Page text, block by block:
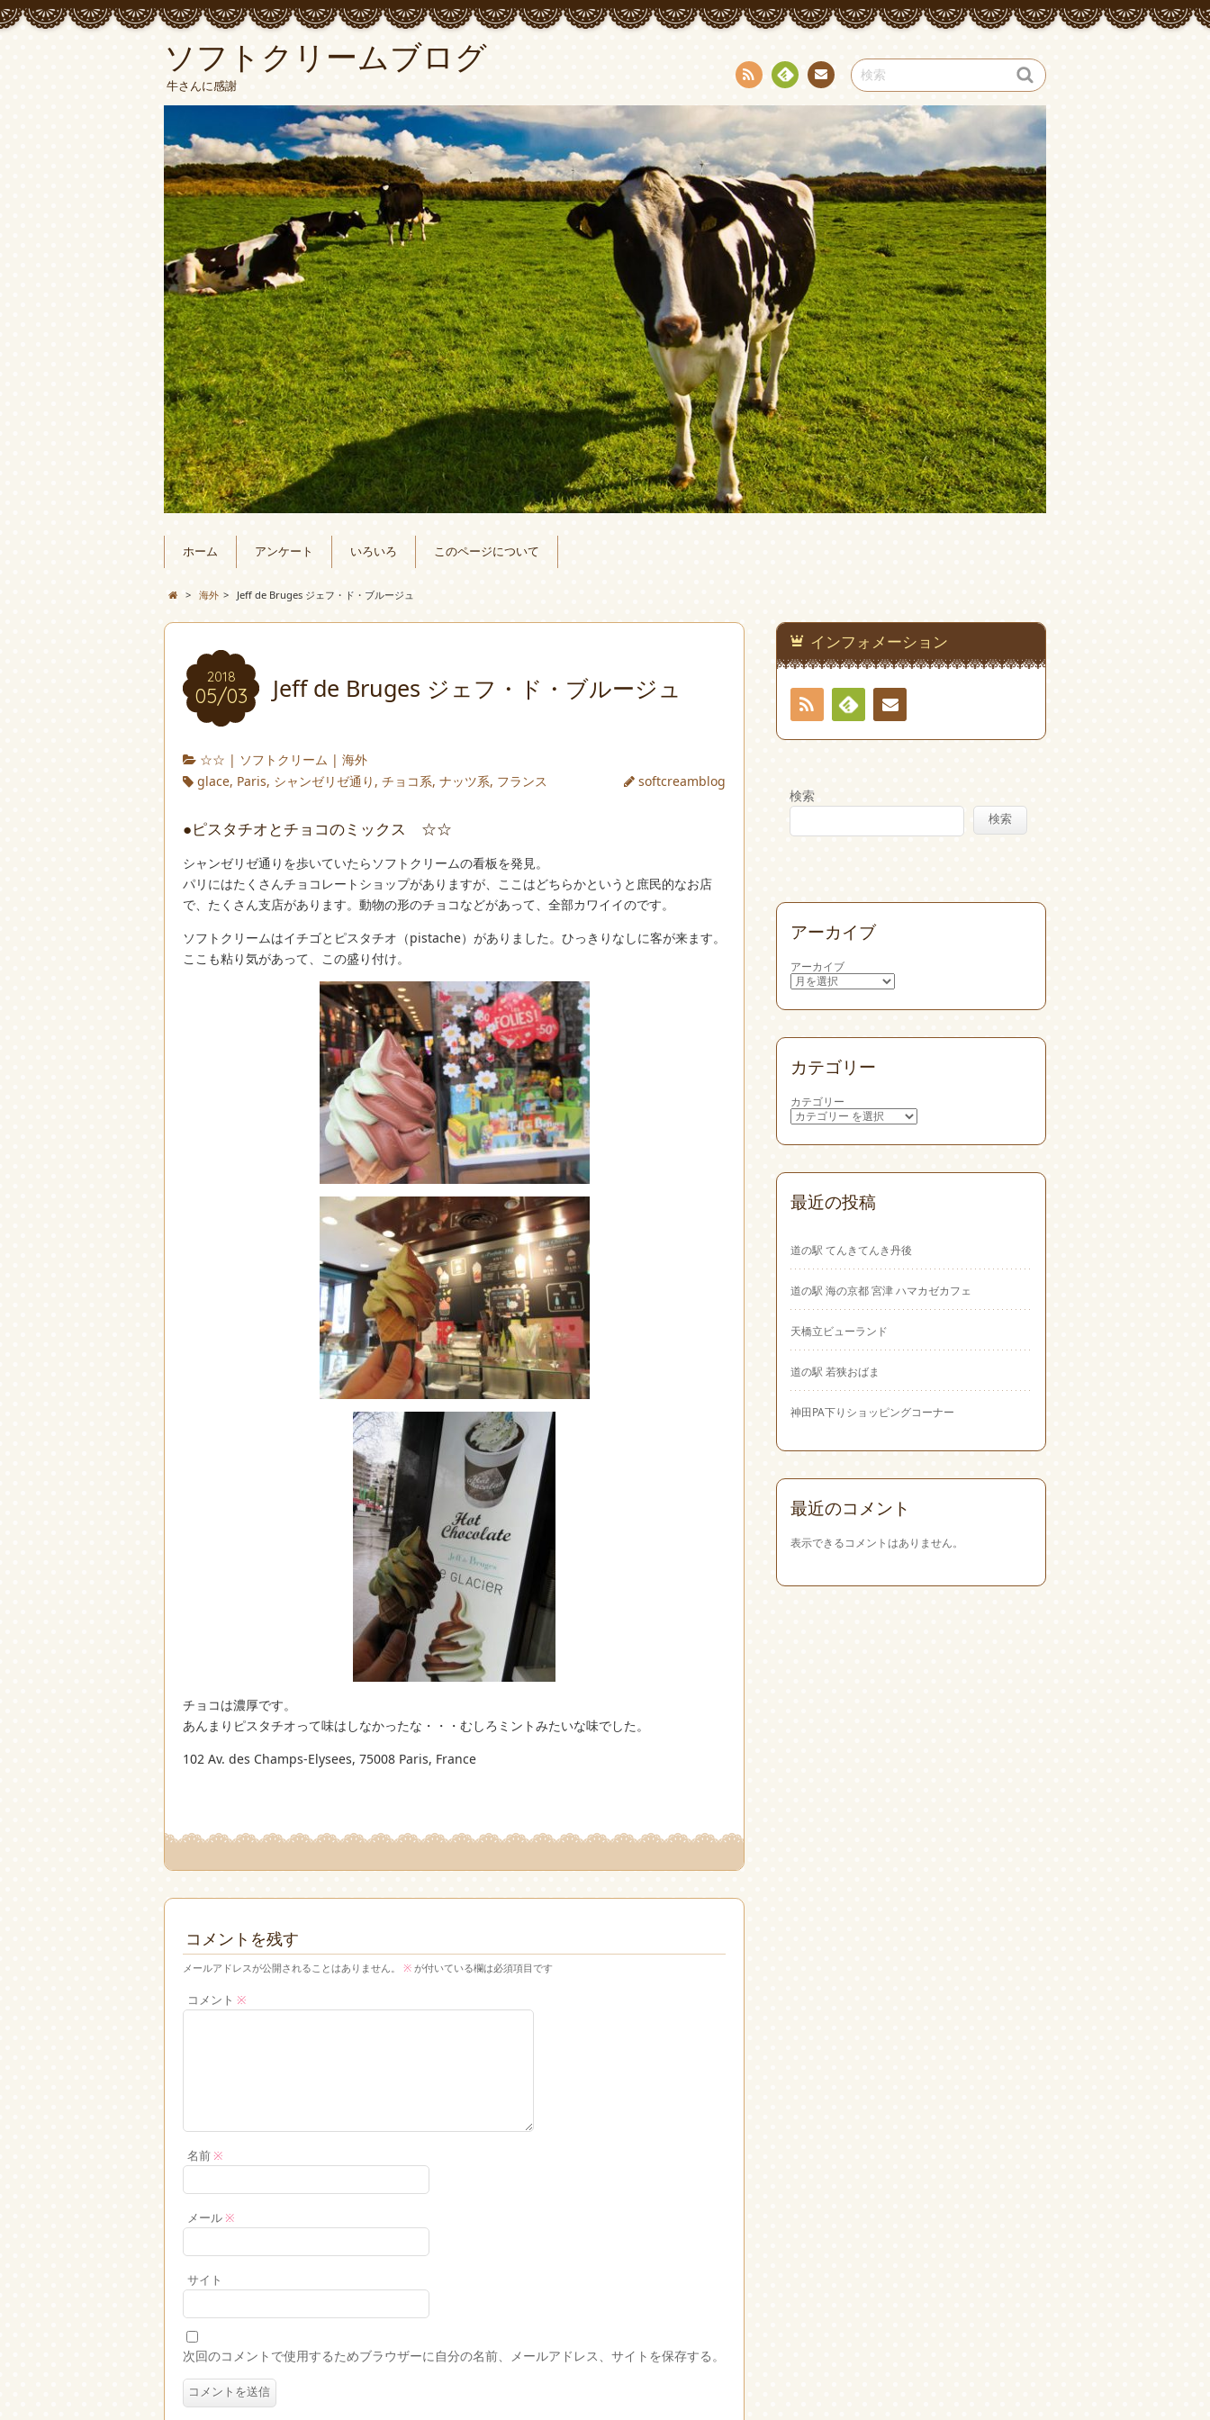
ソフトクリームブログ
牛さんに感謝
RSS Fee
わせ
ホーム アンケート いろいろ このページについて
> 海外 > Jeff de Bruges ジェフ・ド・ブルージュ
2018
05/03 Jeff de Bruges ジェフ・ド・ブルージュ
☆☆ | ソフトクリーム |海外
glace, Paris, シャンゼリゼ通り ,チョコ系,ナッツ系, フランス softcreamblog
●ピスタチオとチョコのミックス ☆☆
シャンゼリゼ通りを歩いていたらソフトクリームの看板を発見。
パリにはたくさんチョコレートショップがありますが、ここはどちらかというと庶民的なお店
で、たくさん支店があります。動物の形のチョコなどがあって、全部カワイイのです。
ソフトクリームはイチゴとピスタチオ（pistache）がありました。ひっきりなしに客が来ます。
ここも粘り気があって、この盛り付け。
チョコは濃厚です。
あんまりピスタチオって味はしなかったな・・・むしろミントみたいな味でした。
102 Av. des Champs-Elysees, 75008 Paris, France
コメントを残す
メールアドレスが公開されることはありません。 ※ が付いている欄は必須項目です
コメント ※
名前※
メール※
サイト
次回のコメントで使用するためブラウザーに自分の名前、メールアドレス、サイトを保存する。
インフォメーション
RSS
Feedlyお問
わせ
検索
検索
アーカイブ
アーカイブ
カテゴリー
カテゴリー
最近の投稿
道の駅 てんきてんき丹後
道の駅 海の京都 宮津 ハマカゼカフェ
天橋立ビューランド
道の駅 若狭おばま
神田PA下りショッピングコーナー
最近のコメント
表示できるコメントはありません。